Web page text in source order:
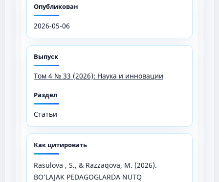
Опубликован
2026-05-06
Выпуск
Том 4 № 33 (2026): Наука и инновации
Раздел
Статьи
Как цитировать
Rasulova , S., & Razzaqova, M. (2026).
BO’LAJAK PEDAGOGLARDA NUTQ